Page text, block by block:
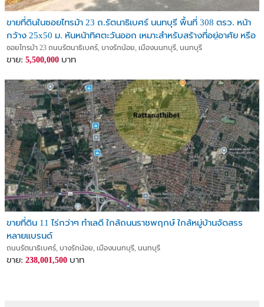
ขายที่ดินในซอยไทรม้า 23 ถ.รัตนาธิเบศร์ นนทบุรี พื้นที่ 308 ตรว. หน้า
กว้าง 25x50 ม. หันหน้าทิศตะวันออก เหมาะสำหรับสร้างที่อยู่อาศัย หรือ
โกดังสินค้า
ซอยไทรม้า 23 ถนนรัตนาธิเบศร์, บางรักน้อย, เมืองนนทบุรี, นนทบุรี
ขาย: 5,500,000 บาท
ขายที่ดิน 11 ไร่กว่าๆ ทำเลดี ใกล้ถนนราชพฤกษ์ ใกล้หมู่บ้านจัดสรร
หลายแบรนด์
ถนนรัตนาธิเบศร์, บางรักน้อย, เมืองนนทบุรี, นนทบุรี
ขาย: 238,001,500 บาท